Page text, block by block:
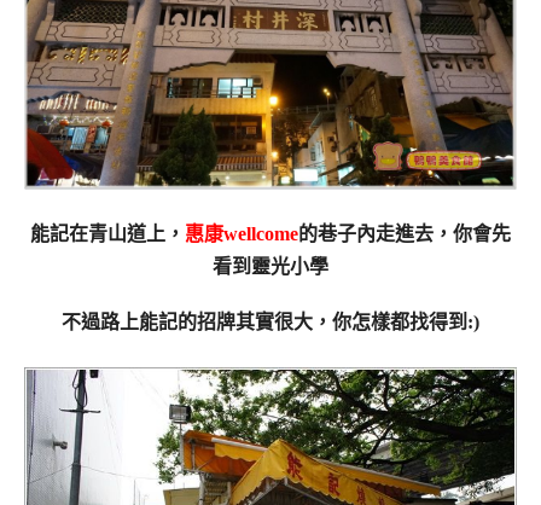
能記在青山道上， 惠康wellcome的巷子內走進去，你會先
看到靈光小學
不過路上能記的招牌其實很大，你怎樣都找得到:)